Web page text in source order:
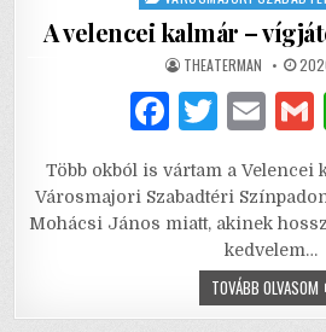
A velencei kalmár –
AUTHOR:
THEATERMAN
F
c
e
b
T
it
te
r
E
ai
l
Több okból is vártam a Velencei
Városmajori Szabadtéri
Mohácsi János miatt, akinek
kedvelem…
TOVÁBB OLVASOMA